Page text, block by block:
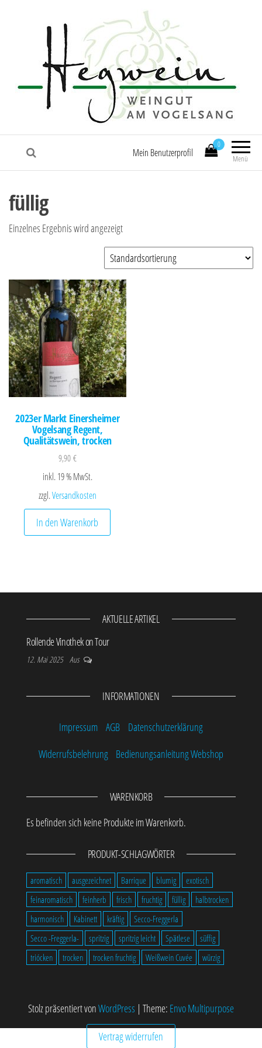
Menü
0
Mein Benutzerprofil
füllig
Einzelnes Ergebnis wird angezeigt
2023er Markt Einersheimer
Vogelsang Regent,
Qualitätswein, trocken
9,90€
inkl. 19 % MwSt.
zzgl.Versandkosten
In den Warenkorb
AKTUELLE ARTIKEL
Rollende Vinothek on Tour
12. Mai 2025 Aus
INFORMATIONEN
Impressum AGB
Datenschutzerklärung
Widerrufsbelehrung Bedienungsanleitung Webshop
WARENKORB
Es befinden sich keine Produkte im Warenkorb.
PRODUKT-SCHLAGWÖRTER
aromatisch ausgezeichnet Barrique blumig
exotisch
feinaromatisch
feinherb frisch fruchtig füllig
halbtrocken
harmonisch
Kabinett kräftig
Secco-Freggerla
Secco -Freggerla-
spritzig spritzig leicht Spätlese
süffig
triócken
trocken trocken fruchtig Weißwein Cuvée würzig
Stolz präsentiert vonWordPress | Theme: Envo Multipurpose
Vertrag widerrufen